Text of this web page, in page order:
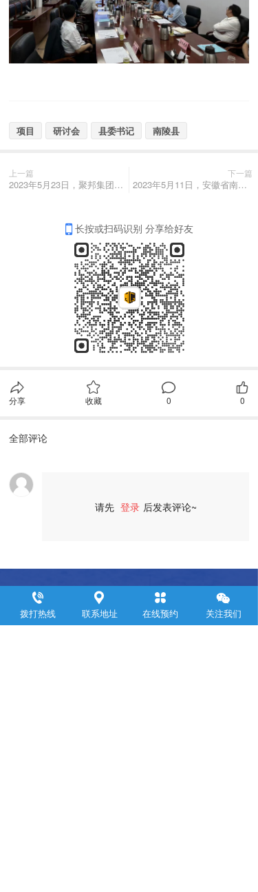
项目 研讨会 县委书记 南陵县
上一篇
2023年5月23日，聚邦集团董事长叶敏带队赴江苏省金湖县考察现代农业产业园项目地块并参加项目研讨会
下一篇
2023年5月11日，安徽省南陵县县委书记李新宇率队莅临聚邦集团考察交流
长按或扫码识别 分享给好友
分享 收藏 0 0
全部评论
请先 登录 后发表评论~
浙江聚邦控股集团有限公司
     Zhejiang Jubang  Group Co .,  Ltd.
拨打热线 联系地址 在线预约 关注我们